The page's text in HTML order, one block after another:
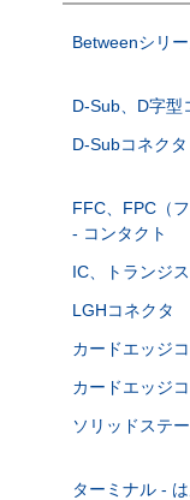
Betweenシリ
D-Sub、D字型
D-Subコネクタ
FFC、FPC（
- コンタクト
IC、トランジ
LGHコネクタ
カードエッジ
カードエッジ
ソリッドステ
ターミナル -